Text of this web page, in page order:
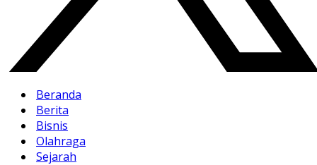
Beranda
Berita
Bisnis
Olahraga
Sejarah